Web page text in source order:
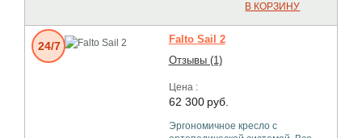
В КОРЗИНУ
Falto Sail 2
Отзывы (1)
Цена :
62 300 руб.
Эргономичное кресло с
24/7